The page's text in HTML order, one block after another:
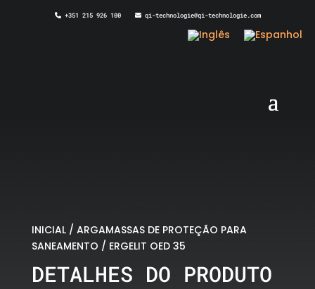
+351 215 926 100 qi-technologie@qi-technologie.com
INICIAL/ ARGAMASSAS DE PROTEÇÃO PARA
SANEAMENTO / ERGELIT OED 35
DETALHES DO PRODUTO